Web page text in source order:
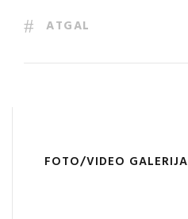
ATGAL
FOTO/VIDEO GALERIJA